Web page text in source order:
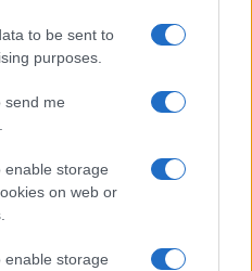
to be sent to
purposes.
send me
enable storage
on web or
enable storage
tárgyai (például haza, apa,
édes haza, édesanya,
íz érzetéhez közel álló édes
használata egyébként
a 13. században született
„o en ezes urodum”,